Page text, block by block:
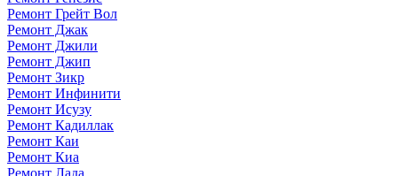
Ремонт Грейт Вол
Ремонт Джак
Ремонт Джили
Ремонт Джип
Ремонт Зикр
Ремонт Инфинити
Ремонт Исузу
Ремонт Кадиллак
Ремонт Каи
Ремонт Киа
Ремонт Лада